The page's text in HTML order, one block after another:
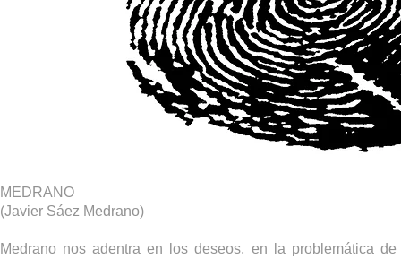
MEDRANO
(Javier Sáez Medrano)
Medrano nos adentra en los deseos, en la problemática